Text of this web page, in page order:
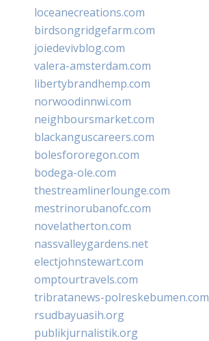
loceanecreations.com
birdsongridgefarm.com
joiedevivblog.com
valera-amsterdam.com
libertybrandhemp.com
norwoodinnwi.com
neighboursmarket.com
blackanguscareers.com
bolesfororegon.com
bodega-ole.com
thestreamlinerlounge.com
mestrinorubanofc.com
novelatherton.com
nassvalleygardens.net
electjohnstewart.com
omptourtravels.com
tribratanews-polreskebumen.com
rsudbayuasih.org
publikjurnalistik.org